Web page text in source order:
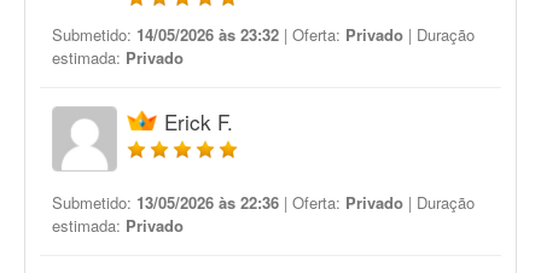
Submetido: 14/05/2026 às 23:32 | Oferta: Privado | Duração
estimada: Privado
Erick F.
Submetido: 13/05/2026 às 22:36 | Oferta: Privado | Duração
estimada: Privado